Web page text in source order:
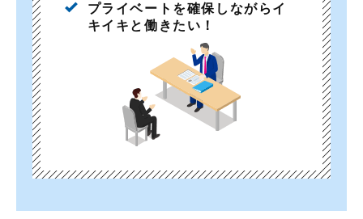
プライベートを確保しながらイ
キイキと働きたい！